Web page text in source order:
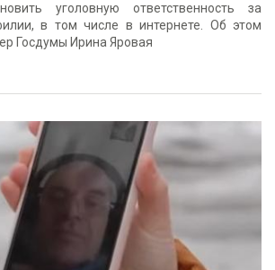
уголовную ответственность за
в том числе в интернете. Об этом
Госдумы Ирина Яровая